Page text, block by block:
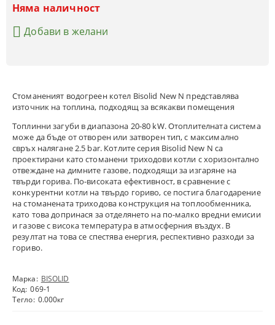
Стоманеният водогреен котел Bisolid New N представлява
източник на топлина, подходящ за всякакви помещения
Топлинни загуби в диапазона 20-80 kW. Отоплителната система
може да бъде от отворен или затворен тип, с максимално
свръх налягане 2.5 bar. Котлите серия Bisolid New N са
проектирани като стоманени триходови котли с хоризонтално
отвеждане на димните газове, подходящи за изгаряне на
твърди горива. По-високата ефективност, в сравнение с
конкурентни котли на твърдо гориво, се постига благодарение
на стоманената триходова конструкция на топлообменника,
като това допринася за отделянето на по-малко вредни емисии
и газове с висока температура в атмосферния въздух. В
резултат на това се спестява енергия, респективно разходи за
гориво.
Марка: BISOLID
Код: 069-1
Тегло: 0.000кг
Няма наличност
Добави в желани